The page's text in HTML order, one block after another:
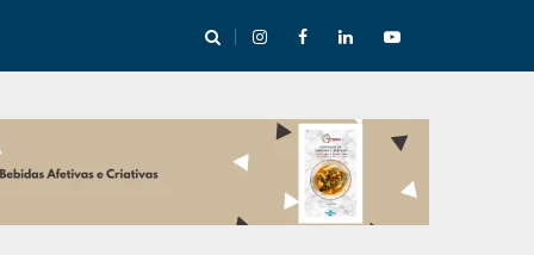
abre mentoria de storytelling com 10 vagas